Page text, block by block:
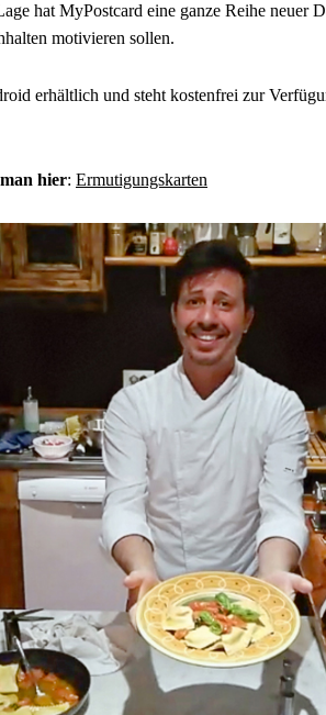
hat MyPostcard eine ganze Reihe neuer
motivieren sollen.
erhältlich und steht kostenfrei zur
hier: Ermutigungskarten